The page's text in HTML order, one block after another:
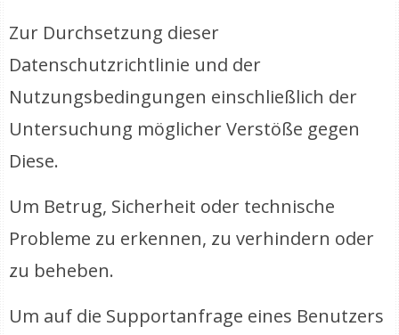
Zur Durchsetzung dieser
Datenschutzrichtlinie und der
Nutzungsbedingungen einschließlich der
Untersuchung möglicher Verstöße gegen
Diese.
Um Betrug, Sicherheit oder technische
Probleme zu erkennen, zu verhindern oder
zu beheben.
Um auf die Supportanfrage eines Benutzers